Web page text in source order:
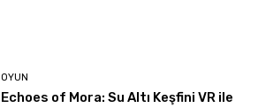
OYUN
Echoes of Mora: Su Altı Keşfini VR ile